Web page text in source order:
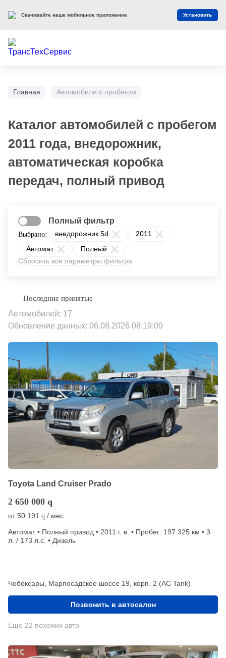
Главная Автомобили с пробегом
Каталог автомобилей с пробегом
2011 года, внедорожник,
автоматическая коробка
передач, полный привод
Выбрано: внедорожник 5d
2011
Автомат
Полный
Сбросить все параметры фильтра
Полный фильтр
Автомобилей: 17
Обновление данных: 06.08.2026 08:19:09
Toyota Land Cruiser Prado
2 650 000 q
от50 191 q / мес.
Автомат • Полный привод • 2011 г. в. • Пробег: 197 325 км • 3
л. / 173 л.с. • Дизель
Чебоксары, Марпосадское шоссе 19, корп. 2 (АС Tank)
Позвонить в автосалон
Еще 22 похожих авто
Скачивайте наше мобильное приложение Установить